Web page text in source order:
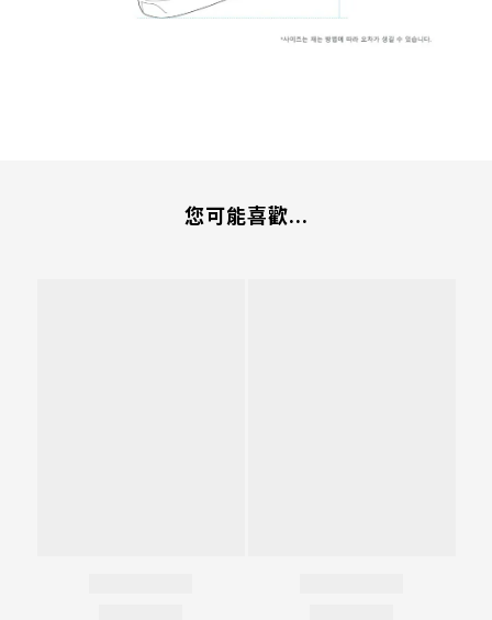
您可能喜歡...